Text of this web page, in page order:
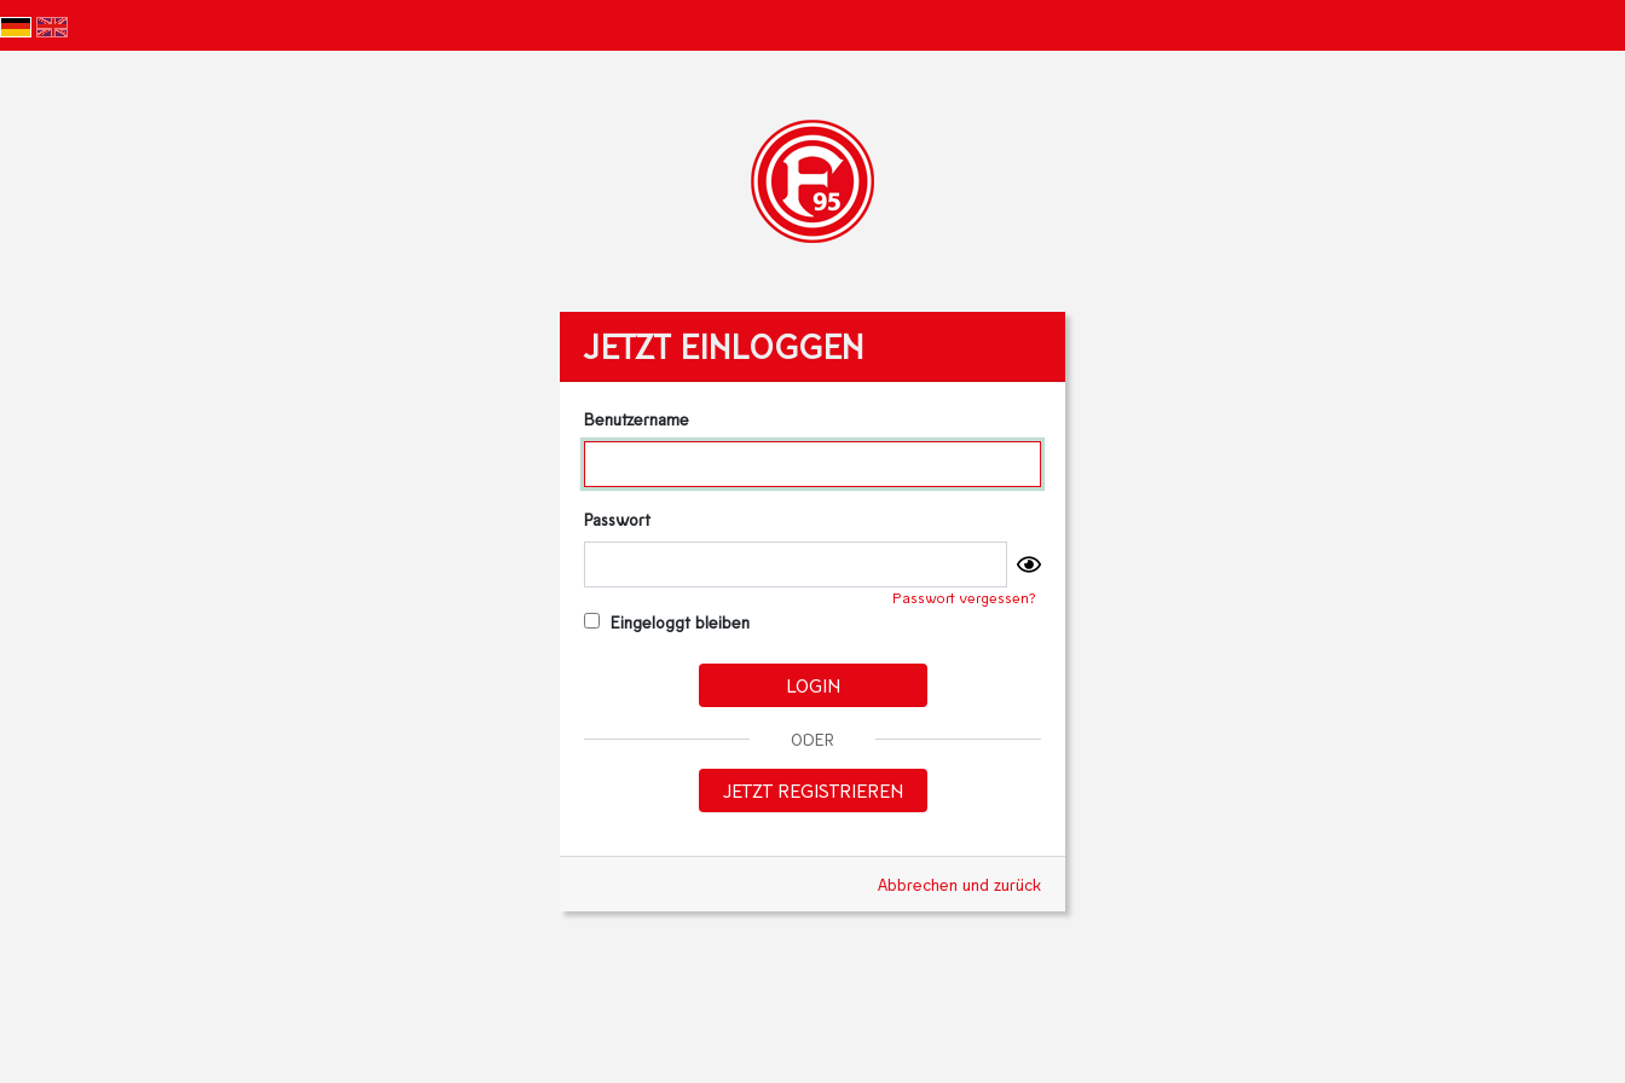
JETZT EINLOGGEN
Benutzername
Passwort
Passwort vergessen?
Eingeloggt bleiben
LOGIN
ODER
JETZT REGISTRIEREN
Abbrechen und zurück